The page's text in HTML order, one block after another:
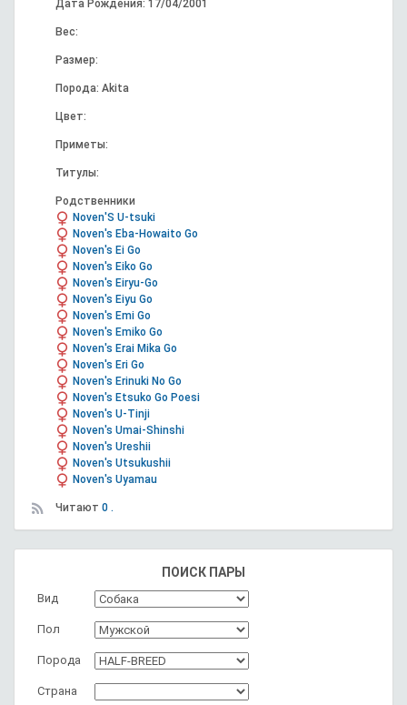
Дата Рождения: 17/04/2001
Вес:
Размер:
Порода: Akita
Цвет:
Приметы:
Титулы:
Родственники
Noven'S U-tsuki
Noven's Eba-Howaito Go
Noven's Ei Go
Noven's Eiko Go
Noven's Eiryu-Go
Noven's Eiyu Go
Noven's Emi Go
Noven's Emiko Go
Noven's Erai Mika Go
Noven's Eri Go
Noven's Erinuki No Go
Noven's Etsuko Go Poesi
Noven's U-Tinji
Noven's Umai-Shinshi
Noven's Ureshii
Noven's Utsukushii
Noven's Uyamau
Читают 0 .
ПОИСК ПАРЫ
Вид
Пол
Порода
Страна